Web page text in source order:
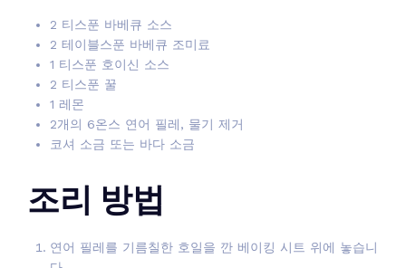
2 티스푼 바베큐 소스
2 테이블스푼 바베큐 조미료
1 티스푼 호이신 소스
2 티스푼 꿀
1 레몬
2개의 6온스 연어 필레, 물기 제거
코셔 소금 또는 바다 소금
조리 방법
연어 필레를 기름칠한 호일을 깐 베이킹 시트 위에 놓습니